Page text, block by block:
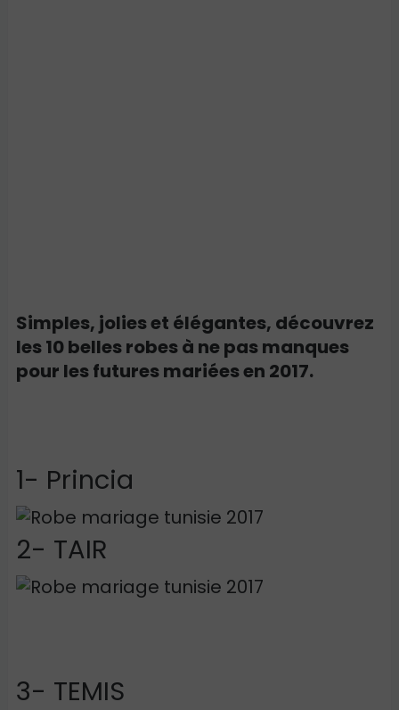
Simples, jolies et élégantes, découvrez
les 10 belles robes à ne pas manques
pour les futures mariées en 2017.
1- Princia
2- TAIR
3- TEMIS